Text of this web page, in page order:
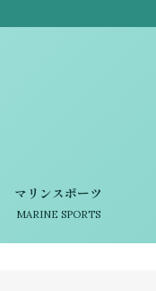
マリンスポーツ
MARINE SPORTS